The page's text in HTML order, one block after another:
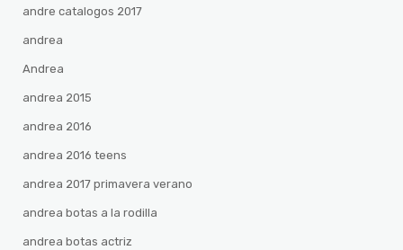
andre catalogos 2017
andrea
Andrea
andrea 2015
andrea 2016
andrea 2016 teens
andrea 2017 primavera verano
andrea botas a la rodilla
andrea botas actriz